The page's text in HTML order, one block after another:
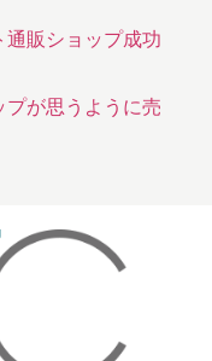
販ショップ成功
が思うように売